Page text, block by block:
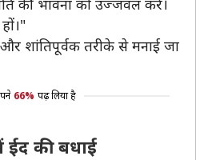
की भावना को उज्जवल करे।
शांतिपूर्वक तरीके से मनाई जा
66% पढ़ लिया है
ईद की बधाई